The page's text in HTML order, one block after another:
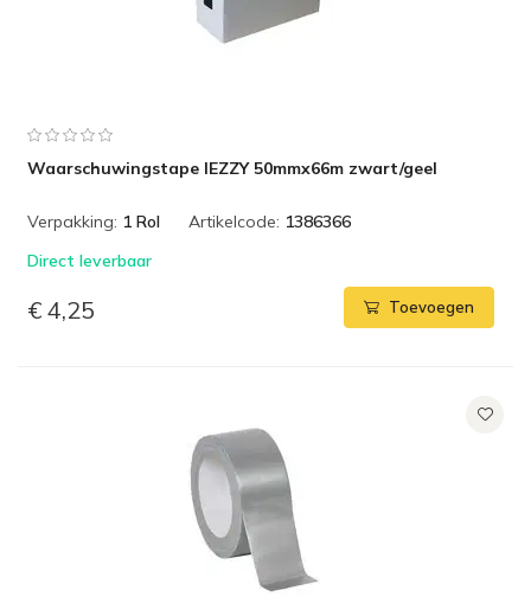
Waarschuwingstape IEZZY 50mmx66m zwart/geel
Verpakking: 1 Rol Artikelcode: 1386366
Direct leverbaar
€ 4,25 Toevoegen